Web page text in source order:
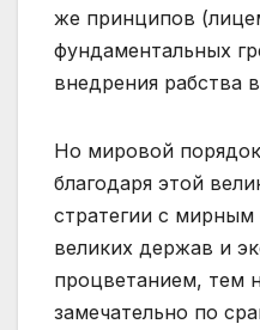
же принципов
фундаментальных
внедрения рабства
Но мировой
благодаря этой
стратегии с
великих держав и
процветанием, тем
замечательно по